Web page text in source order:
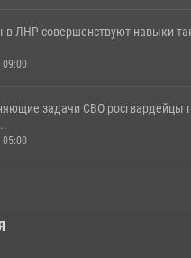
в ЛНР совершенствуют навыки
09:00
задачи СВО росгвардейцы
05:00